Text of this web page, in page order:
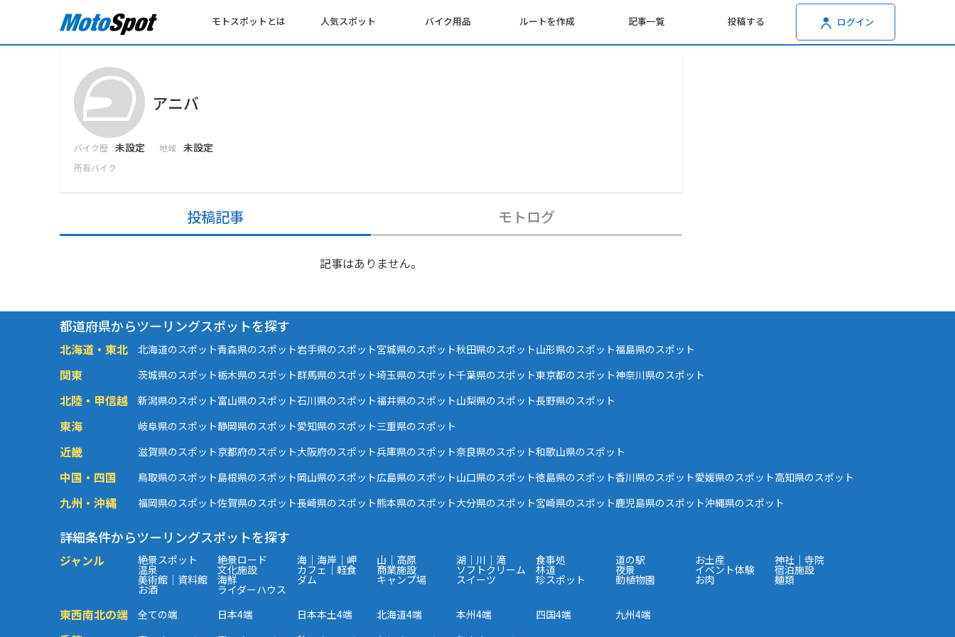
モトスポットとは 人気スポット バイク用品 ルートを作成 記事一覧 投稿する ログイン
アニバ
バイク歴 未設定 地域 未設定
所有バイク
投稿記事 モトログ
記事はありません。
都道府県からツーリングスポットを探す
北海道・東北 北海道のスポット青森県のスポット岩手県のスポット宮城県のスポット秋田県のスポット山形県のスポット福島県のスポット
関東 茨城県のスポット栃木県のスポット群馬県のスポット埼玉県のスポット千葉県のスポット東京都のスポット神奈川県のスポット
北陸・甲信越 新潟県のスポット富山県のスポット石川県のスポット福井県のスポット山梨県のスポット長野県のスポット
東海 岐阜県のスポット静岡県のスポット愛知県のスポット三重県のスポット
近畿 滋賀県のスポット京都府のスポット大阪府のスポット兵庫県のスポット奈良県のスポット和歌山県のスポット
中国・四国 鳥取県のスポット島根県のスポット岡山県のスポット広島県のスポット山口県のスポット徳島県のスポット香川県のスポット愛媛県のスポット高知県のスポット
九州・沖縄 福岡県のスポット佐賀県のスポット長崎県のスポット熊本県のスポット大分県のスポット宮崎県のスポット鹿児島県のスポット沖縄県のスポット
詳細条件からツーリングスポットを探す
ジャンル 絶景スポット 絶景ロード 海｜海岸｜岬 山｜高原 湖｜川｜滝 食事処 道の駅 お土産 神社｜寺院
温泉 文化施設 カフェ｜軽食 商業施設 ソフトクリーム 林道 夜景 イベント体験 宿泊施設
美術館｜資料館 海鮮 ダム キャンプ場 スイーツ 珍スポット 動植物園 お肉 麺類
お酒 ライダーハウス
東西南北の端 全ての端 日本4端 日本本土4端 北海道4端 本州4端 四国4端 九州4端